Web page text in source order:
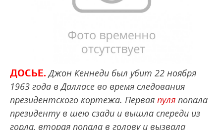
ДОСЬЕ. Джон Кеннеди был убит 22 ноября
1963 года в Далласе во время следования
президентского кортежа. Первая пуля попала
президенту в шею сзади и вышла спереди из
горла, вторая попала в голову и вызвала